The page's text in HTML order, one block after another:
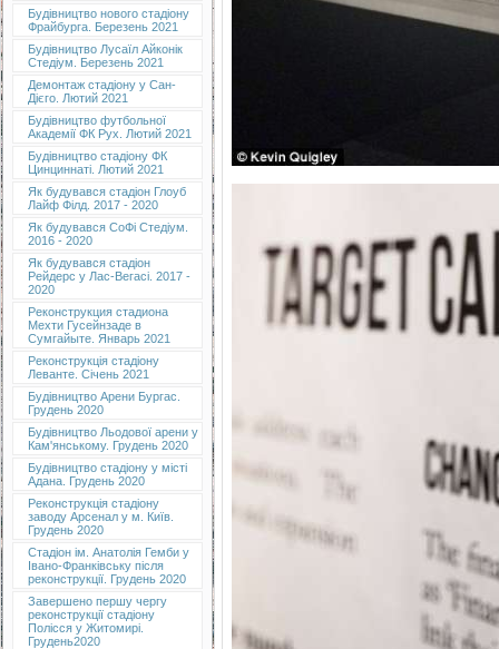
Будівництво нового стадіону
Фрайбурга. Березень 2021
Будівництво Лусаїл Айконік
Стедіум. Березень 2021
Демонтаж стадіону у Сан-
Дієго. Лютий 2021
Будівництво футбольної
Академії ФК Рух. Лютий 2021
Будівництво стадіону ФК
Цинциннаті. Лютий 2021
Як будувався стадіон Глоуб
Лайф Філд. 2017 - 2020
Як будувався СоФі Стедіум.
2016 - 2020
Як будувався стадіон
Рейдерс у Лас-Вегасі. 2017 -
2020
Реконструкция стадиона
Мехти Гусейнзаде в
Сумгайыте. Январь 2021
Реконструкція стадіону
Леванте. Січень 2021
Будівництво Арени Бургас.
Грудень 2020
Будівництво Льодової арени у
Кам'янському. Грудень 2020
Будівництво стадіону у місті
Адана. Грудень 2020
Реконструкція стадіону
заводу Арсенал у м. Київ.
Грудень 2020
Cтадіон ім. Анатолія Гемби у
Івано-Франківську після
реконструкції. Грудень 2020
Завершено першу чергу
реконструкції стадіону
Полісся у Житомирі.
Грудень2020